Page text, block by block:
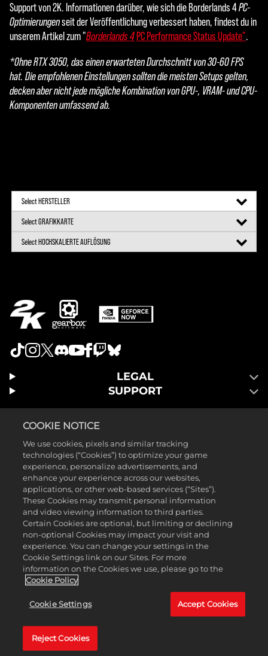
Support von 2K. Informationen darüber, wie sich die Borderlands 4PC-
Optimierungenseit der Veröffentlichung verbessert haben, findest du in
unserem Artikel zum "Borderlands 4PC Performance Status Update".
*Ohne RTX 3050, das einen erwarteten Durchschnitt von 30-60 FPS
hat. Die empfohlenen Einstellungen sollten die meisten Setups gelten,
decken aber nicht jede mögliche Kombination von GPU-, VRAM- und CPU-
Komponenten umfassend ab.
LEGAL
SUPPORT
©2025 Gearbox Software. Veröffentlicht von 2K Games. Entwickelt
von Gearbox. Gearbox, Borderlands und die dazugehörigen
Borderlands-Logos sind alle Marken von Gearbox Software, LLC. 2K
und das 2K-Logo sind Marken von Take-Two Interactive Software,
Inc. Alle anderen Marken sind Eigentum ihrer jeweiligen Besitzer. Alle
Rechte vorbehalten.
COOKIE NOTICE
We use cookies, pixels and similar tracking
technologies (“Cookies”) to optimize your game
experience, personalize advertisements, and
enhance your experience across our websites,
applications, or other web-based services (“Sites”).
These Cookies may transmit personal information
and video viewing information to third parties.
Certain Cookies are optional, but limiting or declining
non-optional Cookies may impact your visit and
experience. You can change your settings in the
Cookie Settings link on our Sites. For more
information on the Cookies we use, please go to the
Cookie Policy
Cookie Settings Accept Cookies
Reject Cookies